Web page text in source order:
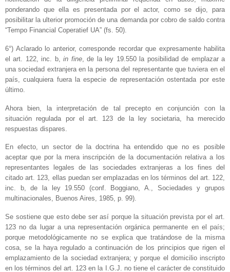
ponderando que ella es presentada por el actor, como se dijo, para
posibilitar la ulterior promoción de una demanda por cobro de saldo contra
“Tempo Financial Coperatief UA” (fs. 50).
6°) Aclarado lo anterior, corresponde recordar que expresamente habilita
el art. 122, inc. b,in fine, de la ley 19.550 la posibilidad de emplazar a
una sociedad extranjera en la persona del representante que tuviera en el
país, cualquiera fuera la especie de representación ostentada por este
último.
Ahora bien, la interpretación de tal precepto en conjunción con la
situación regulada por el art. 123 de la ley societaria, ha merecido
respuestas dispares.
En efecto, un sector de la doctrina ha entendido que no es posible
aceptar que por la mera inscripción de la documentación relativa a los
representantes legales de las sociedades extranjeras a los fines del
citado art. 123, ellas puedan ser emplazadas en los términos del art. 122,
inc. b, de la ley 19.550 (conf. Boggiano, A., Sociedades y grupos
multinacionales, Buenos Aires, 1985, p. 99).
Se sostiene que esto debe ser así porque la situación prevista por el art.
123 no da lugar a una representación orgánica permanente en el país;
porque metodológicamente no se explica que tratándose de la misma
cosa, se la haya regulado a continuación de los principios que rigen el
emplazamiento de la sociedad extranjera; y porque el domicilio inscripto
en los términos del art. 123 en la I.G.J. no tiene el carácter de constituido